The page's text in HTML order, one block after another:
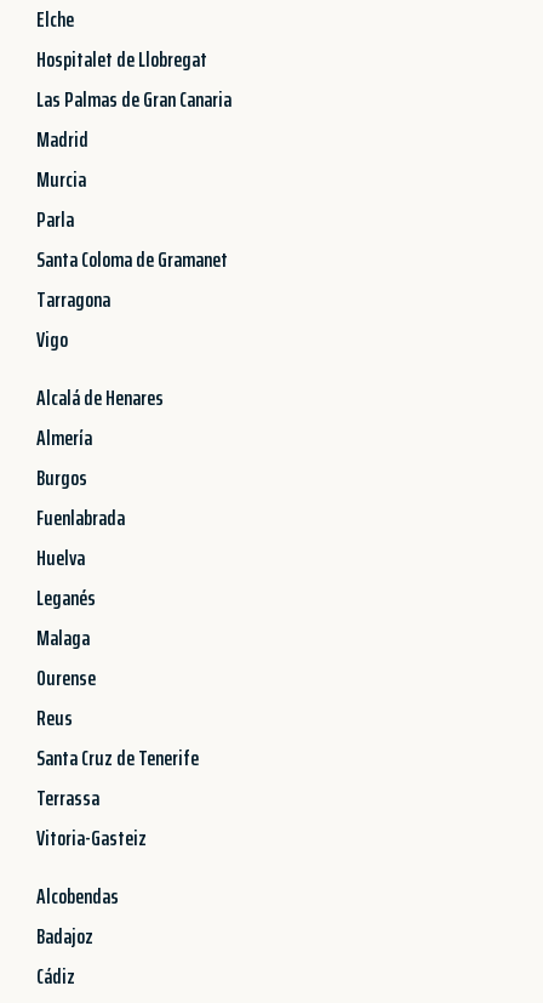
Elche
Hospitalet de Llobregat
Las Palmas de Gran Canaria
Madrid
Murcia
Parla
Santa Coloma de Gramanet
Tarragona
Vigo
Alcalá de Henares
Almería
Burgos
Fuenlabrada
Huelva
Leganés
Malaga
Ourense
Reus
Santa Cruz de Tenerife
Terrassa
Vitoria-Gasteiz
Alcobendas
Badajoz
Cádiz